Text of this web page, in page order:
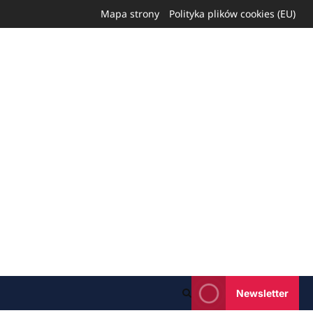
Mapa strony Polityka plików cookies (EU)
Newsletter